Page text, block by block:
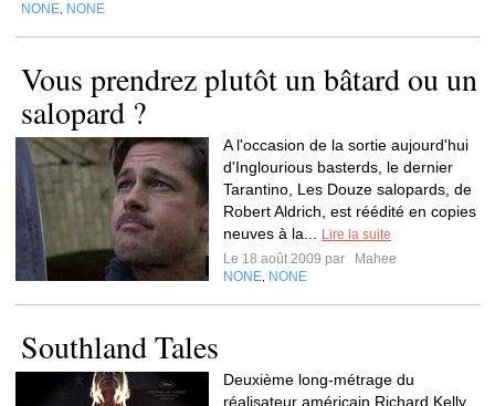
NONE NONE
Vous prendrez plutôt un bâtard ou un
salopard ?
A l'occasion de la sortie aujourd'hui
d'Inglourious basterds, le dernier
Tarantino, Les Douze salopards, de
Robert Aldrich, est réédité en copies
neuves à la...
Lire la suite
Le 18 août 2009 par
Mahee
NONE NONE
Southland Tales
Deuxième long-métrage du
réalisateur américain Richard Kelly,